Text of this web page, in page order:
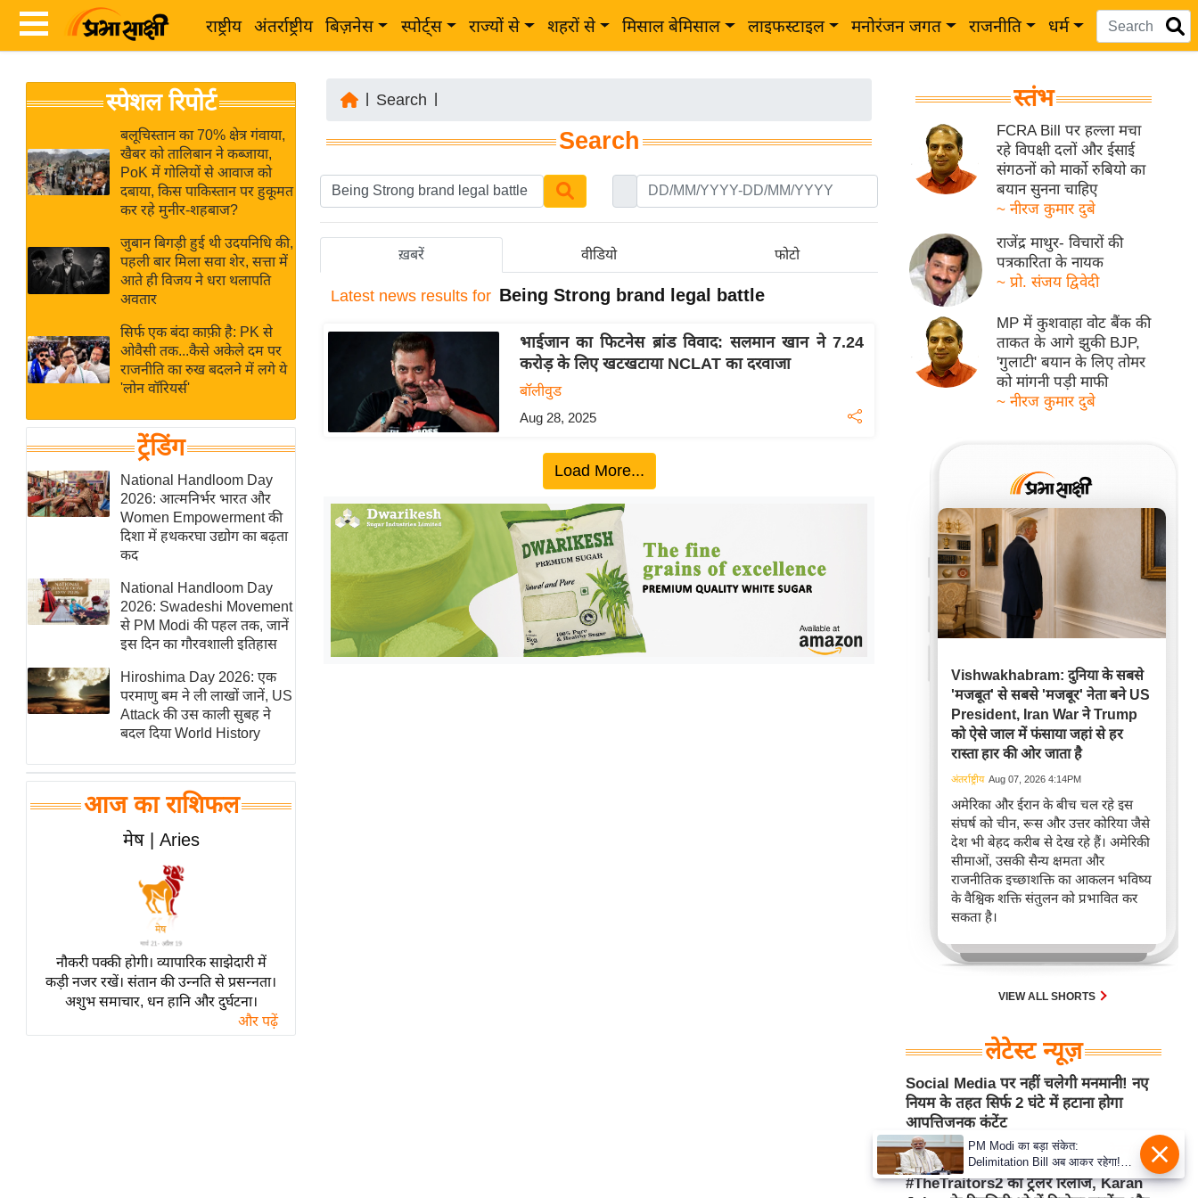
राष्ट्रीय अंतर्राष्ट्रीय बिज़नेस स्पोर्ट्स राज्यों से शहरों से मिसाल बेमिसाल लाइफस्टाइल मनोरंजन जगत राजनीति धर्म
News
Hindi
Hindi
Live
News in
Hindi
News
Hindi
Videos
ब
र
अंतर्राष्ट्रीय
बिज़नेस
उद्योग
विशेषज्ञ
राय
खेल
क्रिकेट
IPL
2026
मिसाल बेमिसाल
शख्सियत
यंग इंडिया
साहित्य जगत
ऑटो वर्ल्ड
न्यूज ब्रीफ
बॉलीवुड
हॉलीवुड
फिल्म समीक्षा
लाइफस्टाइल
टेक्नॉलॉजी
ब्यूटी/फैशन
घरेलू नुस्खे
स्पेशल रिपोर्ट
बलूचिस्तान का 70% क्षेत्र गंवाया,
खैबर को तालिबान ने कब्जाया,
PoK में गोलियों से आवाज को
दबाया, किस पाकिस्तान पर हुकूमत
कर रहे मुनीर-शहबाज?
जुबान बिगड़ी हुई थी उदयनिधि की,
पहली बार मिला सवा शेर, सत्ता में
आते ही विजय ने धरा थलापति
अवतार
सिर्फ एक बंदा काफ़ी है: PK से
ओवैसी तक...कैसे अकेले दम पर
राजनीति का रुख बदलने में लगे ये
'लोन वॉरियर्स'
ट्रेंडिंग
National Handloom Day
2026: आत्मनिर्भर भारत और
Women Empowerment की
दिशा में हथकरघा उद्योग का बढ़ता
कद
National Handloom Day
2026: Swadeshi Movement
से PM Modi की पहल तक, जानें
इस दिन का गौरवशाली इतिहास
Hiroshima Day 2026: एक
परमाणु बम ने ली लाखों जानें, US
Attack की उस काली सुबह ने
बदल दिया World History
आज का राशिफल
मेष | Aries
नौकरी पक्की होगी। व्यापारिक साझेदारी में
कड़ी नजर रखें। संतान की उन्नति से प्रसन्नता।
अशुभ समाचार, धन हानि और दुर्घटना।
और पढ़ें
Search
Search
ख़बरें वीडियो फोटो
Latest news results for Being Strong brand legal battle
भाईजान का फिटनेस ब्रांड विवाद: सलमान खान ने 7.24
करोड़ के लिए खटखटाया NCLAT का दरवाजा
बॉलीवुड
Aug 28, 2025
Load More...
स्तंभ
FCRA Bill पर हल्ला मचा
रहे विपक्षी दलों और ईसाई
संगठनों को मार्को रुबियो का
बयान सुनना चाहिए
~ नीरज कुमार दुबे
राजेंद्र माथुर- विचारों की
पत्रकारिता के नायक
~ प्रो. संजय द्विवेदी
MP में कुशवाहा वोट बैंक की
ताकत के आगे झुकी BJP,
'गुलाटी' बयान के लिए तोमर
को मांगनी पड़ी माफी
~ नीरज कुमार दुबे
Vishwakhabram: दुनिया के सबसे
'मजबूत' से सबसे 'मजबूर' नेता बने US
President, Iran War ने Trump
को ऐसे जाल में फंसाया जहां से हर
रास्ता हार की ओर जाता है
अंतर्राष्ट्रीय Aug 07, 2026 4:14PM
अमेरिका और ईरान के बीच चल रहे इस
संघर्ष को चीन, रूस और उत्तर कोरिया जैसे
देश भी बेहद करीब से देख रहे हैं। अमेरिकी
सीमाओं, उसकी सैन्य क्षमता और
राजनीतिक इच्छाशक्ति का आकलन भविष्य
के वैश्विक शक्ति संतुलन को प्रभावित कर
सकता है।
VIEW ALL SHORTS
लेटेस्ट न्यूज़
Social Media पर नहीं चलेगी मनमानी! नए
नियम के तहत सिर्फ 2 घंटे में हटाना होगा
आपत्तिजनक कंटेंट
Aug 07, 2026 4:14PM टेक्नॉलॉजी
#TheTraitors2 का ट्रेलर रिलीज, Karan
PM Modi का बड़ा संकेत:
Delimitation Bill अब आकर रहेगा!
NDA के पास पूरा संख्या बल